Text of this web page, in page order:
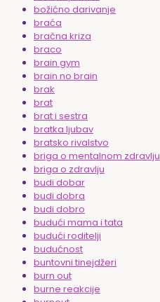
božićno darivanje
braća
bračna kriza
braco
brain gym
brain no brain
brak
brat
brat i sestra
bratka ljubav
bratsko rivalstvo
briga o mentalnom zdravlju
briga o zdravlju
budi dobar
budi dobra
budi dobro
budući mama i tata
budući roditelji
budućnost
buntovni tinejdžeri
burn out
burne reakcije